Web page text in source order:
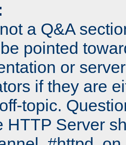
a Q&A
pointed
or
if they are
topic.
HTTP Server